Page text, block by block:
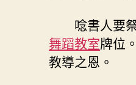
唸書人要
舞蹈教室牌位
教導之恩。